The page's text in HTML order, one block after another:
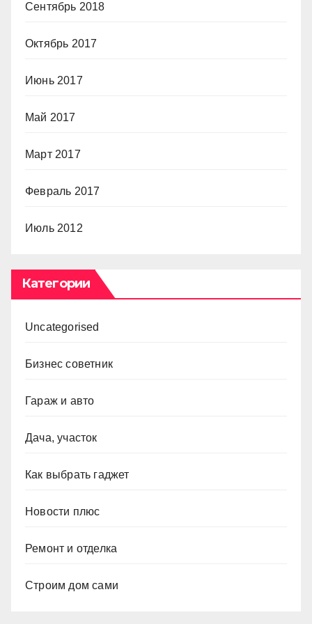
Сентябрь 2018
Октябрь 2017
Июнь 2017
Май 2017
Март 2017
Февраль 2017
Июль 2012
Категории
Uncategorised
Бизнес советник
Гараж и авто
Дача, участок
Как выбрать гаджет
Новости плюс
Ремонт и отделка
Строим дом сами